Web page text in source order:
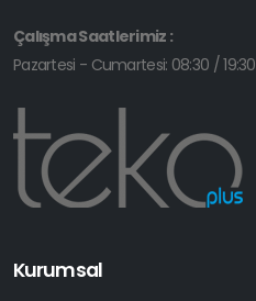
Çalışma Saatlerimiz :
Pazartesi - Cumartesi: 08:30 / 19:30
Kurumsal